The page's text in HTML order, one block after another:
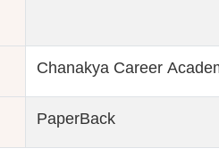
Chanakya Career
PaperBack